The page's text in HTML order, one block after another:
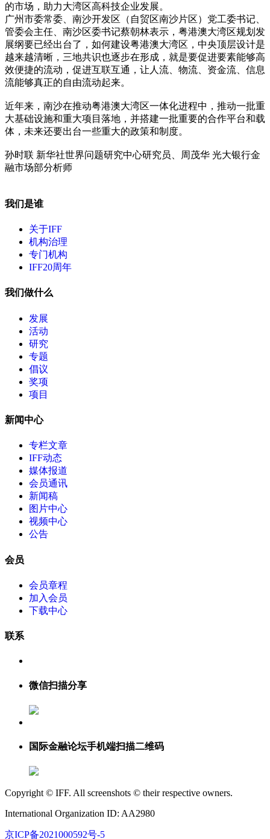
的市场，助力大湾区高科技企业发展。
广州市委常委、南沙开发区（自贸区南沙片区）党工委书记、
管委会主任、南沙区委书记蔡朝林表示，粤港澳大湾区规划发
展纲要已经出台了，如何建设粤港澳大湾区，中央顶层设计是
越来越清晰，三地共识也逐步在形成，就是要促进要素能够高
效便捷的流动，促进互联互通，让人流、物流、资金流、信息
流能够真正的自由流动起来。
近年来，南沙在推动粤港澳大湾区一体化进程中，推动一批重
大基础设施和重大项目落地，并搭建一批重要的合作平台和载
体，未来还要出台一些重大的政策和制度。
孙时联 新华社世界问题研究中心研究员、周茂华 光大银行金
融市场部分析师
我们是谁
关于IFF
机构治理
专门机构
IFF20周年
我们做什么
发展
活动
研究
专题
倡议
奖项
项目
新闻中心
专栏文章
IFF动态
媒体报道
会员通讯
新闻稿
图片中心
视频中心
公告
会员
会员章程
加入会员
下载中心
联系
微信扫描分享
国际金融论坛手机端扫描二维码
Copyright © IFF. All screenshots © their respective owners.
International Organization ID: AA2980
京ICP备2021000592号-5